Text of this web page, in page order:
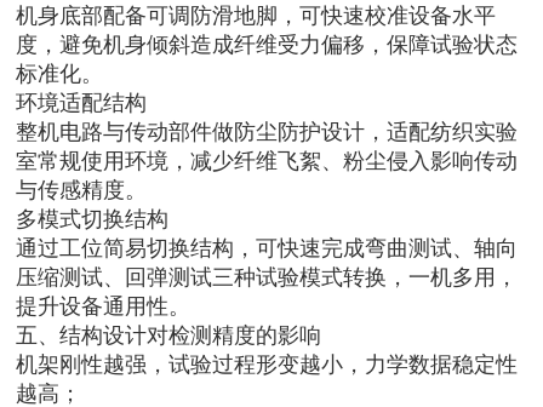
机身底部配备可调防滑地脚，可快速校准设备水平
度，避免机身倾斜造成纤维受力偏移，保障试验状态
标准化。
环境适配结构
整机电路与传动部件做防尘防护设计，适配纺织实验
室常规使用环境，减少纤维飞絮、粉尘侵入影响传动
与传感精度。
多模式切换结构
通过工位简易切换结构，可快速完成弯曲测试、轴向
压缩测试、回弹测试三种试验模式转换，一机多用，
提升设备通用性。
五、结构设计对检测精度的影响
机架刚性越强，试验过程形变越小，力学数据稳定性
越高；